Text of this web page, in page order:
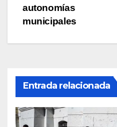
autonomías
municipales
Entrada relacionada